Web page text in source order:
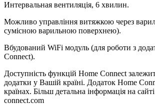
Интервальная вентиляція, 6 хвилин.
Можливо управління витяжкою через
сумісною варильною поверхнею).
Вбудований WiFi модуль (для роботи з
Connect).
Доступність функцій Home Connect
додатки у Вашій країні. Додаток Home
країнах. Більш детальна інформація на
connect.com